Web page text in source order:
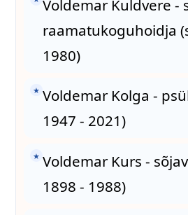
Voldemar Kuldvere -
raamatukoguhoidja
1980)
★ Voldemar Kolga -
1947 - 2021)
★ Voldemar Kurs -
1898 - 1988)